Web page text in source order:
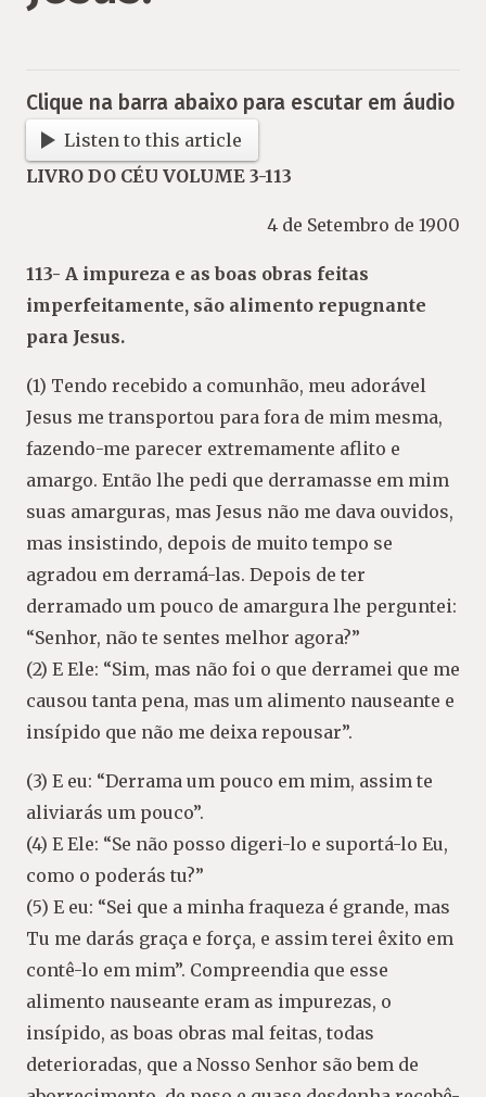
Clique na barra abaixo para escutar em áudio
Listen to this article
LIVRO DO CÉU VOLUME 3-113
4 de Setembro de 1900
113- A impureza e as boas obras feitas
imperfeitamente, são alimento repugnante
para Jesus.
(1) Tendo recebido a comunhão, meu adorável
Jesus me transportou para fora de mim mesma,
fazendo-me parecer extremamente aflito e
amargo. Então lhe pedi que derramasse em mim
suas amarguras, mas Jesus não me dava ouvidos,
mas insistindo, depois de muito tempo se
agradou em derramá-las. Depois de ter
derramado um pouco de amargura lhe perguntei:
“Senhor, não te sentes melhor agora?”
(2) E Ele: “Sim, mas não foi o que derramei que me
causou tanta pena, mas um alimento nauseante e
insípido que não me deixa repousar”.
(3) E eu: “Derrama um pouco em mim, assim te
aliviarás um pouco”.
(4) E Ele: “Se não posso digeri-lo e suportá-lo Eu,
como o poderás tu?”
(5) E eu: “Sei que a minha fraqueza é grande, mas
Tu me darás graça e força, e assim terei êxito em
contê-lo em mim”. Compreendia que esse
alimento nauseante eram as impurezas, o
insípido, as boas obras mal feitas, todas
deterioradas, que a Nosso Senhor são bem de